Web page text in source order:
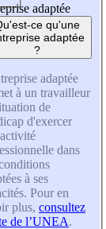
adaptée
ce qu'une
adaptée
?
adaptée
à un travailleur
de
d'exercer
dans
à ses
Pour en
plus, consultez
de l’UNEA.